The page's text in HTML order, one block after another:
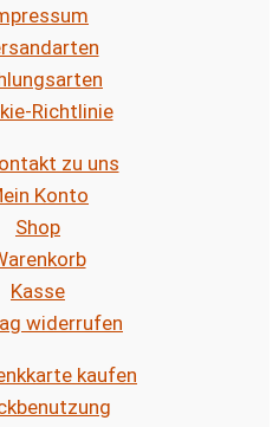
Richtlinie
zu uns
Konto
Shop
Kasse
widerrufen
kaufen